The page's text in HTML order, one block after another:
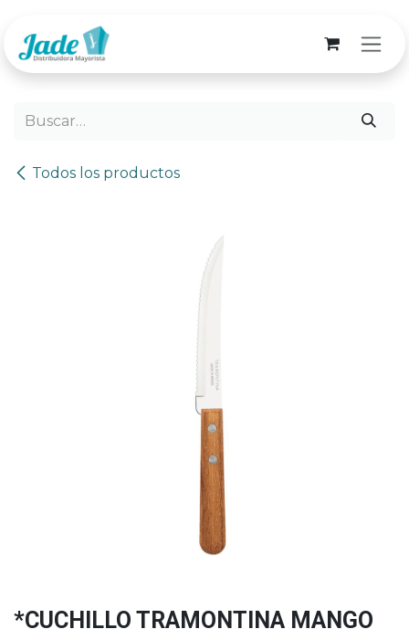
Todos los productos
*CUCHILLO TRAMONTINA MANGO